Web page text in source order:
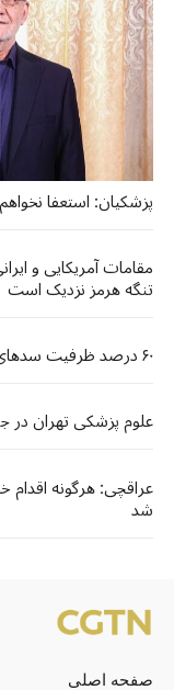
پزشکیان: استعفا
مقامات آمریکایی و
تنگه هرمز نزدیک است
۶۰ درصد ظرفیت سدهای ایران پر شد
علوم پزشکی تهران در
عراقچی: هرگونه اقدام
شد
صفحه اصلی